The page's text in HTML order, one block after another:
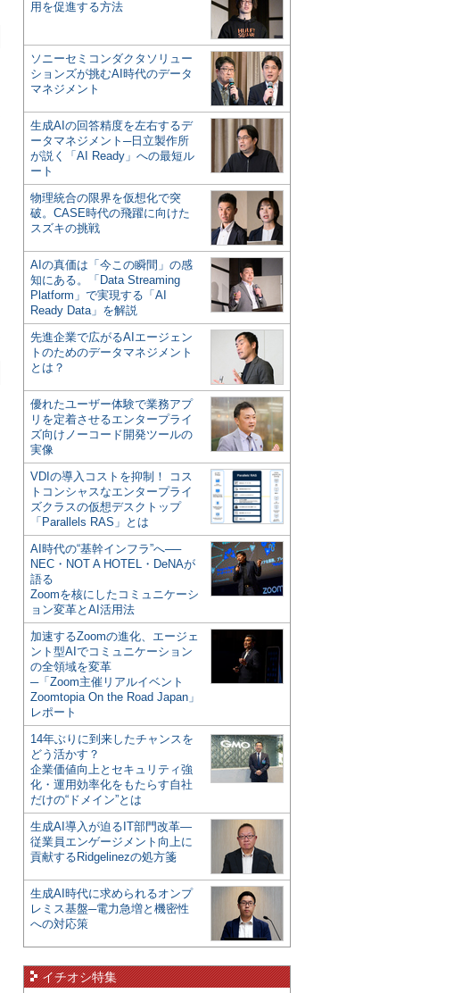
用を促進する方法
ソニーセミコンダクタソリュー
ションズが挑むAI時代のデータ
マネジメント
生成AIの回答精度を左右するデ
ータマネジメント─日立製作所
が説く「AI Ready」への最短ル
ート
物理統合の限界を仮想化で突
破。CASE時代の飛躍に向けた
スズキの挑戦
AIの真価は「今この瞬間」の感
知にある。「Data Streaming
Platform」で実現する「AI
Ready Data」を解説
先進企業で広がるAIエージェン
トのためのデータマネジメント
とは？
優れたユーザー体験で業務アプ
リを定着させるエンタープライ
ズ向けノーコード開発ツールの
実像
VDIの導入コストを抑制！ コス
トコンシャスなエンタープライ
ズクラスの仮想デスクトップ
「Parallels RAS」とは
AI時代の“基幹インフラ”へ──
NEC・NOT A HOTEL・DeNAが
語る
Zoomを核にしたコミュニケーシ
ョン変革とAI活用法
加速するZoomの進化、エージェ
ント型AIでコミュニケーション
の全領域を変革
─「Zoom主催リアルイベント
Zoomtopia On the Road Japan」
レポート
14年ぶりに到来したチャンスを
どう活かす？
企業価値向上とセキュリティ強
化・運用効率化をもたらす自社
だけの“ドメイン”とは
生成AI導入が迫るIT部門改革―
従業員エンゲージメント向上に
貢献するRidgelinezの処方箋
生成AI時代に求められるオンプ
レミス基盤─電力急増と機密性
への対応策
イチオシ特集